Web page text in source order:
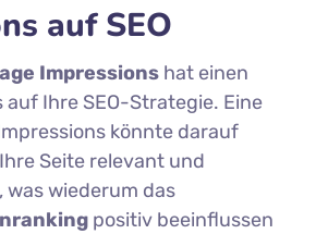
auf SEO
Impressions hat einen
Ihre SEO-Strategie. Eine
könnte darauf
Seite relevant und
wiederum das
positiv beeinflussen